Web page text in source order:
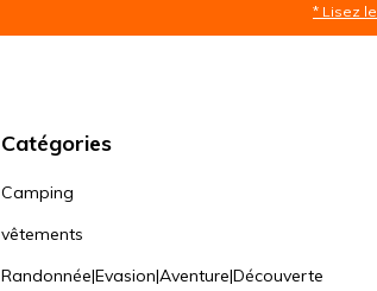
* Lisez
Catégories
Camping
vêtements
Randonnée|Evasion|Aventure|Découverte